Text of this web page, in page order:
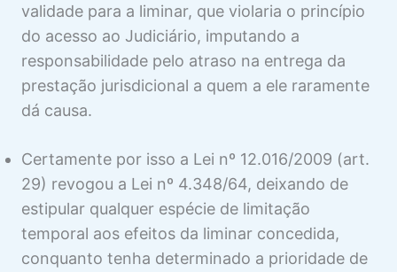
validade para a liminar, que violaria o princípio
do acesso ao Judiciário, imputando a
responsabilidade pelo atraso na entrega da
prestação jurisdicional a quem a ele raramente
dá causa.
Certamente por isso a Lei nº 12.016/2009 (art.
29) revogou a Lei nº 4.348/64, deixando de
estipular qualquer espécie de limitação
temporal aos efeitos da liminar concedida,
conquanto tenha determinado a prioridade de